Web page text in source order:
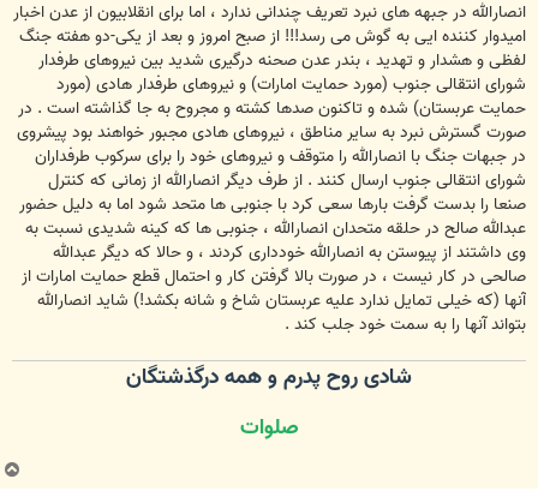
انصارالله در جبهه های نبرد تعریف چندانی ندارد ، اما برای انقلابیون از عدن اخبار
امیدوار کننده ایی به گوش می رسد!!! از صبح امروز و بعد از یکی-دو هفته جنگ
لفظی و هشدار و تهدید ، بندر عدن صحنه درگیری شدید بین نیروهای طرفدار
شورای انتقالی جنوب (مورد حمایت امارات) و نیروهای طرفدار هادی (مورد
حمایت عربستان) شده و تاکنون صدها کشته و مجروح به جا گذاشته است . در
صورت گسترش نبرد به سایر مناطق ، نیروهای هادی مجبور خواهند بود پیشروی
در جبهات جنگ با انصارالله را متوقف و نیروهای خود را برای سرکوب طرفداران
شورای انتقالی جنوب ارسال کنند . از طرف دیگر انصارالله از زمانی که کنترل
صنعا را بدست گرفت بارها سعی کرد با جنوبی ها متحد شود اما به دلیل حضور
عبدالله صالح در حلقه متحدان انصارالله ، جنوبی ها که کینه شدیدی نسبت به
وی داشتند از پیوستن به انصارالله خودداری کردند ، و حالا که دیگر عبدالله
صالحی در کار نیست ، در صورت بالا گرفتن کار و احتمال قطع حمایت امارات از
آنها (که خیلی تمایل ندارد علیه عربستان شاخ و شانه بکشد!) شاید انصارالله
بتواند آنها را به سمت خود جلب کند .
شادی روح پدرم و همه درگذشتگان
صلوات
ب